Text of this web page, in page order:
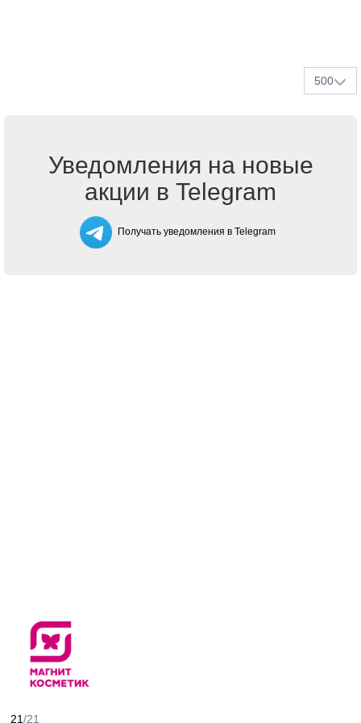
21/21
500
Уведомления на новые
акции в Telegram
Получать уведомления в Telegram